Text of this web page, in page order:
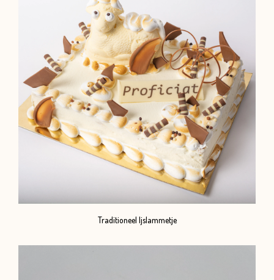
Traditioneel Ijslammetje